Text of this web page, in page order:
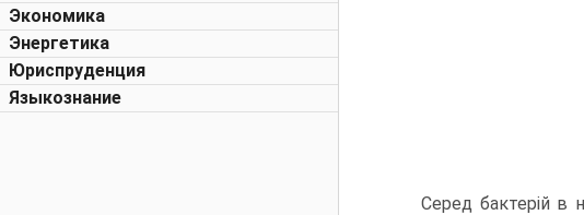
Экономика
Энергетика
Юриспруденция
Языкознание
Серед бактерій в